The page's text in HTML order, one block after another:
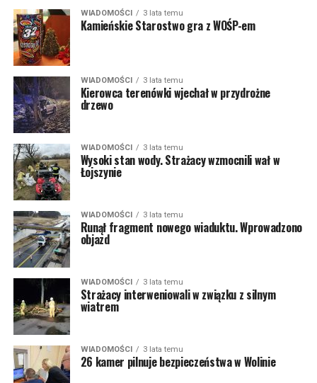
WIADOMOŚCI 3 lata temu
Kamieńskie Starostwo gra z WOŚP-em
WIADOMOŚCI 3 lata temu
Kierowca terenówki wjechał w przydrożne
drzewo
WIADOMOŚCI 3 lata temu
Wysoki stan wody. Strażacy wzmocnili wał w
Łojszynie
WIADOMOŚCI 3 lata temu
Runął fragment nowego wiaduktu. Wprowadzono
objazd
WIADOMOŚCI 3 lata temu
Strażacy interweniowali w związku z silnym
wiatrem
WIADOMOŚCI 3 lata temu
26 kamer pilnuje bezpieczeństwa w Wolinie